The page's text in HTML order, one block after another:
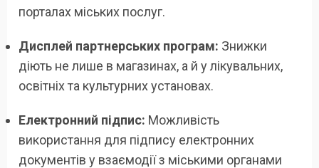
порталах міських послуг.
Дисплей партнерських програм: Знижки
діють не лише в магазинах, а й у лікувальних,
освітніх та культурних установах.
Електронний підпис: Можливість
використання для підпису електронних
документів у взаємодії з міськими органами